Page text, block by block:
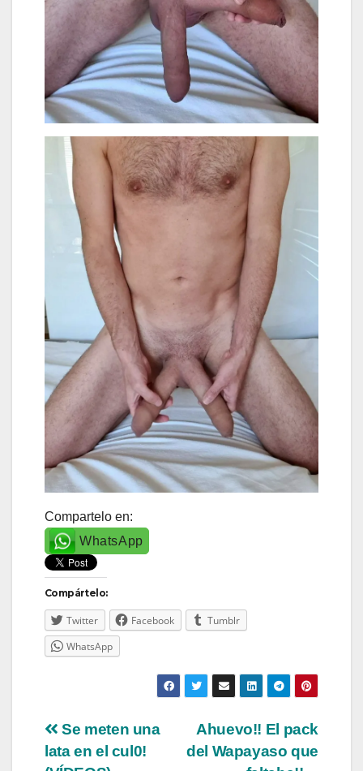
Compartelo en:
WhatsApp
Compártelo:
Twitter Facebook
Tumblr
WhatsApp
Navegación
Ahuevo!! El pack
del Wapayaso que
Se meten una
lata en el cul0!